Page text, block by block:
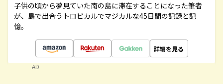
子供の頃から夢見ていた南の島に滞在することになった筆者
が、島で出合うトロピカルでマジカルな45日間の記録と記
憶。
詳細を見る
AD